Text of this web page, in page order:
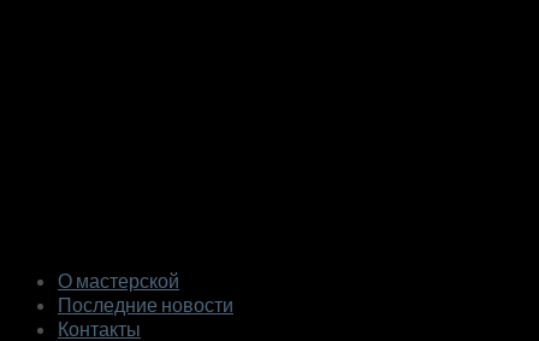
О мастерской
Последние новости
Контакты